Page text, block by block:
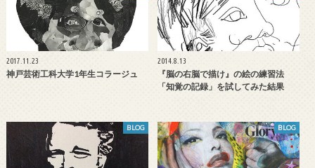
2017.11.23
神戸芸術工科大学1年生コラージュ
2014.8.13
『脳の右脳で描け』の絵の練習法
「知覚の記録」を試してみた結果
BLOG BLOG